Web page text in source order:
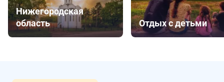
Нижегородская
область
Отдых с детьми